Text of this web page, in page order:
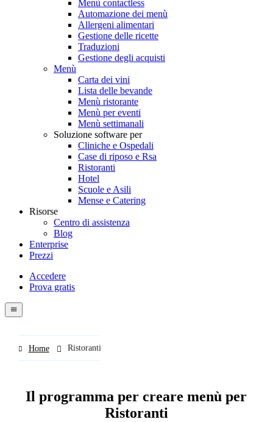
Menù contactless
Automazione dei menù
Allergeni alimentari
Gestione delle ricette
Traduzioni
Gestione degli acquisti
Menù
Carta dei vini
Lista delle bevande
Menù ristorante
Menù per eventi
Menù settimanali
Soluzione software per
Cliniche e Ospedali
Case di riposo e Rsa
Ristoranti
Hotel
Scuole e Asili
Mense e Catering
Risorse
Centro di assistenza
Blog
Enterprise
Prezzi
Menutech
navigation
Accedere
Prova gratis
menu
Home Ristoranti
Il programma per creare menù per
Ristoranti